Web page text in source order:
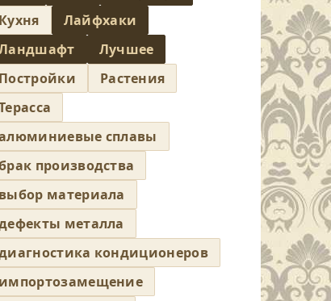
Кухня
Лайфхаки
Лучшее
Постройки
Растения
сплавы
производства
выбор материала
металла
кондиционеров
импортозамещение